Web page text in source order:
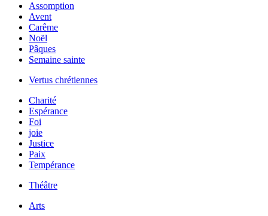
Assomption
Avent
Carême
Noël
Pâques
Semaine sainte
Vertus chrétiennes
Charité
Espérance
Foi
joie
Justice
Paix
Tempérance
Théâtre
Arts